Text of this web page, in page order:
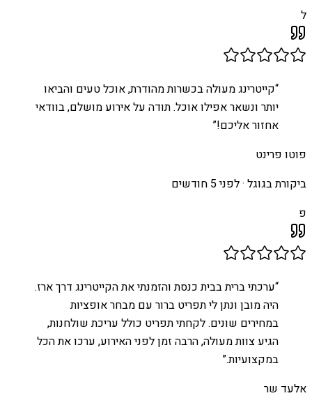
ל
“קייטרינג מעולה בכשרות מהודרת, אוכל טעים והביאו
יותר ונשאר אפילו אוכל. תודה על אירוע מושלם, בוודאי
אחזור אליכם!”
פוטו פרינט
ביקורת בגוגל ·לפני 5 חודשים
פ
“ערכתי ברית בבית כנסת והזמנתי את הקייטרינג דרך ארז.
היה מובן ונתן לי תפריט ברור עם מבחר אופציות
במחירים שונים. לקחתי תפריט כולל עריכת שולחנות,
הגיע צוות מעולה, הרבה זמן לפני האירוע, ערכו את הכל
במקצועיות.”
אלעד שר